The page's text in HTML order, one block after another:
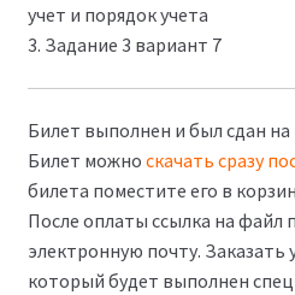
учет и порядок учета
3. Задание 3 вариант 7
Билет выполнен и был сдан
Билет можно скачать сразу
билета поместите его в
После оплаты ссылка на файл
электронную почту. Заказать
который будет выполнен